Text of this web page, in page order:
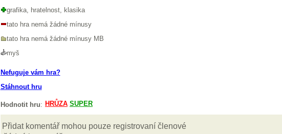
grafika, hratelnost, klasika
tato hra nemá žádné mínusy
tato hra nemá žádné mínusy MB
myš
Nefuguje vám hra?
Stáhnout hru
Hodnotit hru: